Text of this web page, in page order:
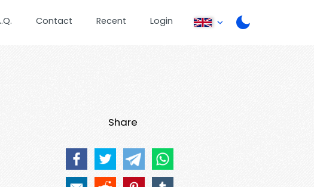
Contact Recent Login
Share